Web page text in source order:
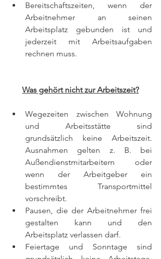
Bereitschaftszeiten, wenn der
Arbeitnehmer an seinen
Arbeitsplatz gebunden ist und
jederzeit mit Arbeitsaufgaben
rechnen muss.
Was gehört nicht zur Arbeitszeit?
Wegezeiten zwischen Wohnung
und Arbeitsstätte sind
grundsätzlich keine Arbeitszeit.
Ausnahmen gelten z. B. bei
Außendienstmitarbeitern oder
wenn der Arbeitgeber ein
bestimmtes Transportmittel
vorschreibt.
Pausen, die der Arbeitnehmer frei
gestalten kann und den
Arbeitsplatz verlassen darf.
Feiertage und Sonntage sind